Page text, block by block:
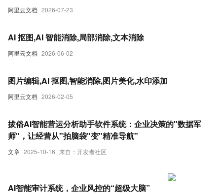
阿里云文档 2026-07-23
阿里云文档 2026-06-02
AI 抠图,AI 智能消除,局部消除,文本消除
阿里云文档 2026-02-05
图片编辑,AI 抠图,智能消除,图片美化,水印添加
文章 2025-10-16 来自：开发者社区
拔俗AI智能营运分析助手软件系统：企业决策的"数据军
师"，让经营从"拍脑袋"变"精准导航"
AI智能审计系统，企业风控的“超级大脑”